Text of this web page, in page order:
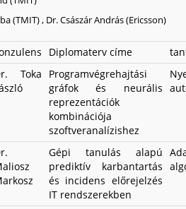
(TMIT) , Dr. Császár András (Ericsson)
Diplomaterv címe
Toka
Programvégrehajtási
gráfok és neurális
reprezentációk
kombinációja
szoftveranalízishez
Gépi tanulás alapú
prediktív karbantartás
és incidens előrejelzés
IT rendszerekben